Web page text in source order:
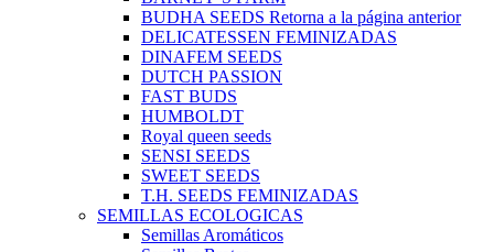
BUDHA SEEDS Retorna a la página anterior
DELICATESSEN FEMINIZADAS
DINAFEM SEEDS
DUTCH PASSION
FAST BUDS
HUMBOLDT
Royal queen seeds
SENSI SEEDS
SWEET SEEDS
T.H. SEEDS FEMINIZADAS
SEMILLAS ECOLOGICAS
Semillas Aromáticos